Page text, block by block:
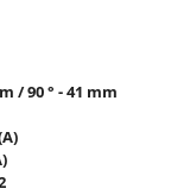
/ 90° - 41 mm